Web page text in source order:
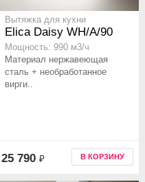
Вытяжка для кухни
Elica Daisy WH/A/90
Мощность: 990 м3/ч
Материал нержавеющая
сталь + необработанное
вирги..
25 790 ₽ В КОРЗИНУ